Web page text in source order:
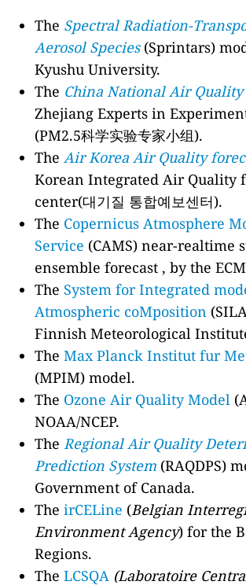
The Spectral Radiation-
Aerosol Species(Sprintars)
Kyushu University.
The China National Air
Zhejiang Experts in
(PM2.5科学实验专家小组).
TheAir Korea Air Quality
Korean Integrated Air Quality
center(대기질 통합예보센터).
The Copernicus Atmosphere
Service (CAMS) near-realtime
ensemble forecast , by the
The System for Integrated
Atmospheric coMposition
Finnish Meteorological
TheMax Planck Institut fur
(MPIM) model.
The Ozone Air Quality Model
NOAA/NCEP.
TheRegional Air Quality
Prediction System (RAQDPS)
Government of Canada.
TheirCELine (Belgian
Environment Agency) for the
Regions.
TheLCSQA (Laboratoire